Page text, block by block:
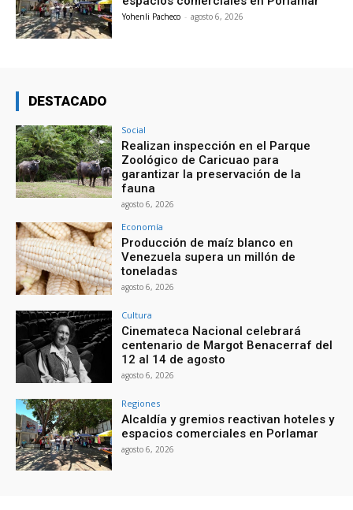
Yohenli Pacheco - agosto 6, 2026
DESTACADO
Social
Realizan inspección en el Parque
Zoológico de Caricuao para
garantizar la preservación de la
fauna
agosto 6, 2026
Economía
Producción de maíz blanco en
Venezuela supera un millón de
toneladas
agosto 6, 2026
Cultura
Cinemateca Nacional celebrará
centenario de Margot Benacerraf del
12 al 14 de agosto
agosto 6, 2026
Regiones
Alcaldía y gremios reactivan hoteles y
espacios comerciales en Porlamar
agosto 6, 2026